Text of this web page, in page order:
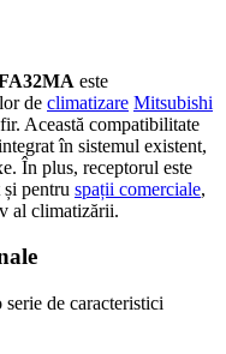
este
de climatizare Mitsubishi
Această compatibilitate
în sistemul existent,
În plus, receptorul este
și pentru spații comerciale,
al climatizării.
de caracteristici